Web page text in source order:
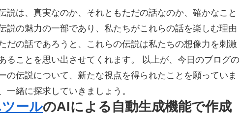
説は、真実なのか、それともただの話なのか、確かなこと
説の魅力の一部であり、私たちがこれらの話を楽しむ理由
だの話であろうと、これらの伝説は私たちの想像力を刺激
ることを思い出させてくれます。 以上が、今日のブログの
の伝説について、新たな視点を得られたことを願っていま
緒に探求していきましょう。
ールのAIによる自動生成機能で作成